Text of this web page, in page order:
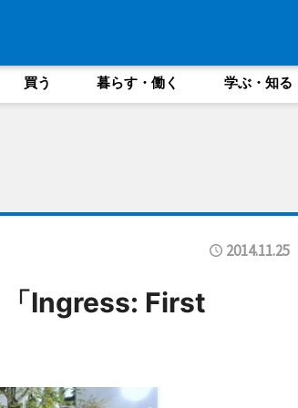
買う 暮らす・働く 学ぶ・知る
2014.11.25
「Ingress: First